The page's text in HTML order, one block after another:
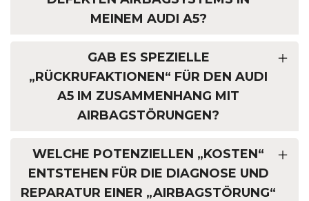
MEINEM AUDI A5?
GAB ES SPEZIELLE
„RÜCKRUFAKTIONEN“ FÜR DEN AUDI
A5 IM ZUSAMMENHANG MIT
AIRBAGSTÖRUNGEN?
WELCHE POTENZIELLEN „KOSTEN“
ENTSTEHEN FÜR DIE DIAGNOSE UND
REPARATUR EINER „AIRBAGSTÖRUNG“